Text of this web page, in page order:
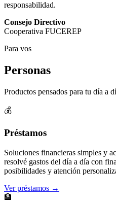
responsabilidad.
Consejo Directivo
Cooperativa FUCEREP
Para vos
Personas
Productos pensados para tu día a
💰
Préstamos
Soluciones financieras simples y
resolvé gastos del día a día con
posibilidades y atención
Ver préstamos →
🏦